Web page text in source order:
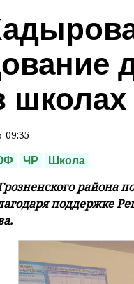
школах
09:35
ЧР Школа
района
поддержке